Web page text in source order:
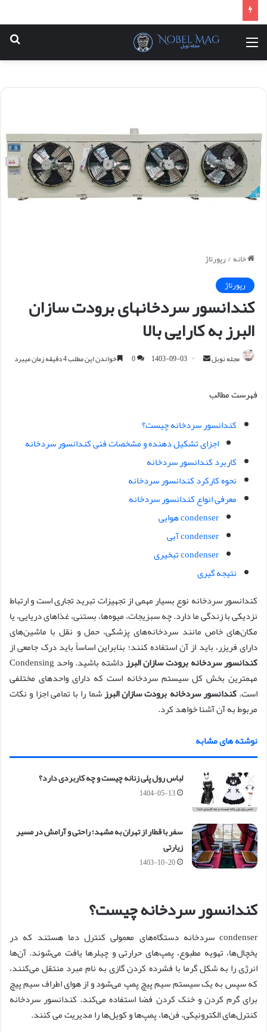
خانه/رپورتاژ
رپورتاژ
کندانسور سردخانهای برودت سازان
البرز به کارایی بالا
مجله نوبل
ی
م
ل
1403-09-03
0 خواندن این مطلب 4 دقیقه زمان میبرد
فهرست مطالب
کندانسور سردخانه چیست؟
اجزای تشکیل دهنده و مشخصات فنی کندانسور سردخانه
کاربرد کندانسور سردخانه
نحوه کارکرد کندانسور سردخانه
معرفی انواع کندانسور سردخانه
condenser هوایی
condenser آبی
condenser تبخیری
نتیجه گیری
کندانسور سردخانه نوع بسیار مهمی از تجهیزات تبرید تجاری است و ارتباط
نزدیکی با زندگی ما دارد. چه سبزیجات، میوه‌ها، بستنی، غذاهای دریایی، یا
مکان‌های خاص مانند سردخانه‌های پزشکی، حمل و نقل با ماشین‌های
دارای فریزر، باید از آن استفاده کنند؛ بنابراین اساساً باید درک جامعی از
کندانسور سردخانه‌برودت سازان البرز
داشته باشید. واحد Condensing
مهمترین بخش کل سیستم سردخانه است که دارای واحدهای مختلفی
است.کندانسور سردخانه برودت سازان البرزشما را با تمامی اجزا و نکات
مربوط به آن آشنا خواهد کرد.
نوشته های مشابه
لباس رول پلی زنانه چیست و چه کاربردی دارد؟
1404-05-13
سفر با قطار از تهران به مشهد؛ راحتی و آرامش در مسیر
زیارتی
1403-10-20
کندانسور سردخانه چیست؟
condenser سردخانه دستگاه‌های معمولی کنترل دما هستند که در
یخچال‌ها، تهویه مطبوع، پمپ‌های حرارتی و چیلرها یافت می‌شوند. آن‌ها
انرژی را به شکل گرما با فشرده کردن گازی به نام مبرد منتقل می‌کنند،
که سپس به یک سیستم سیم پیچ پمپ می‌شود و از هوای اطراف سیم پیچ
برای گرم کردن و خنک کردن فضا استفاده می‌کند. کندانسور سردخانه
کنترل‌های الکترونیکی، فن‌ها، پمپ‌ها و کویل‌ها را مدیریت می کنند.